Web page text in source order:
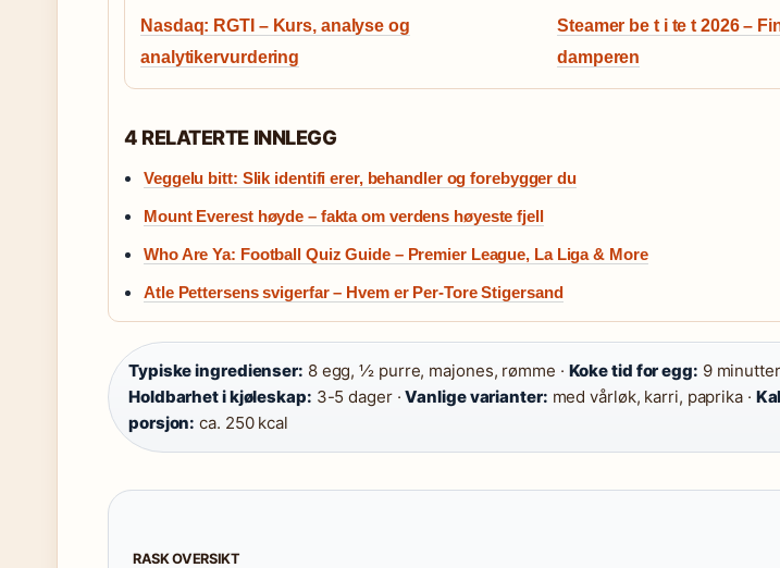
Nasdaq: RGTI – Kurs, analyse og
analytikervurdering
Steamer be t i te t 2026 –
damperen
4 RELATERTE INNLEGG
Veggelu bitt: Slik identifi erer, behandler og forebygger du
Mount Everest høyde – fakta om verdens høyeste fjell
Who Are Ya: Football Quiz Guide – Premier League, La Liga & More
Atle Pettersens svigerfar – Hvem er Per-Tore Stigersand
Typiske ingredienser: 8 egg, ½ purre, majones, rømme · Koke tid for egg: 9 minutter
Holdbarhet i kjøleskap: 3-5 dager ·Vanlige varianter: med vårløk, karri, paprika ·
porsjon: ca. 250 kcal
RASK OVERSIKT